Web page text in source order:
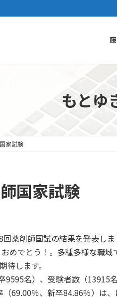
もとゆ
家試験
国家試験
薬剤師国試の結果を発表しま
めでとう！。多種多様な職域
します。
名）、受験者数（13915
69.00％、新卒84.86％）は